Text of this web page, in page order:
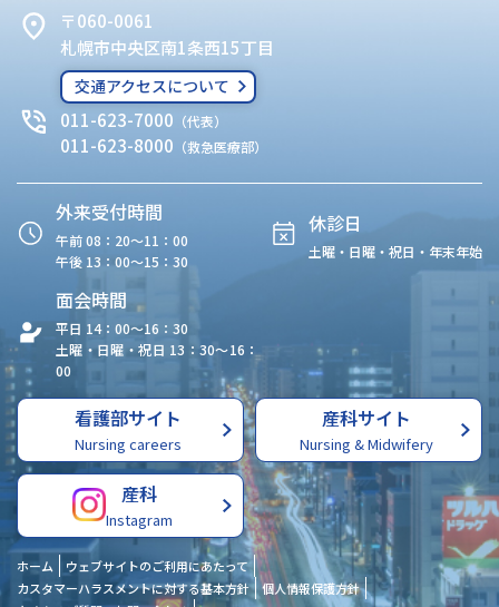
〒060-0061
札幌市中央区南1条西15丁目
交通アクセスについて
011-623-7000 （代表）
011-623-8000 （救急医療部）
外来受付時間
午前 08：20〜11：00
午後 13：00〜15：30
休診日
土曜・日曜・祝日・年末年始
面会時間
平日 14：00〜16：30
土曜・日曜・祝日 13：30〜16：
00
看護部サイト
Nursing careers
産科サイト
Nursing & Midwifery
産科
Instagram
ホーム
ウェブサイトのご利用にあたって
カスタマーハラスメントに対する基本方針
個人情報保護方針